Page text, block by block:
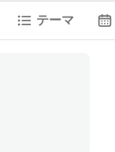
テーマ